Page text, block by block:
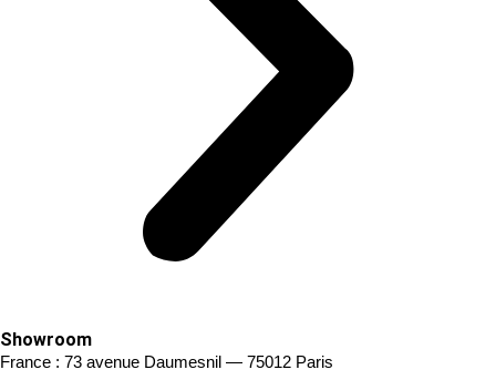
Showroom
France : 73 avenue Daumesnil — 75012 Paris